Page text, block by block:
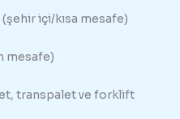
(şehir içi/kısa mesafe)
mesafe)
transpalet ve forklift